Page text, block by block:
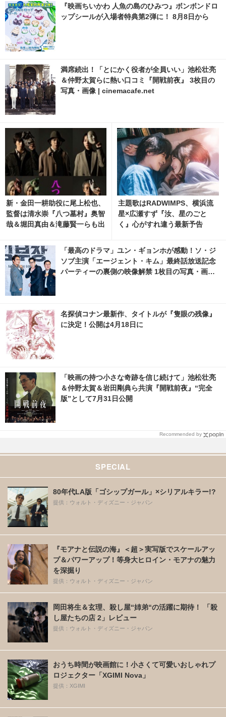
『映画ちいかわ 人魚の島のひみつ』ボンボンドロ
ップシールが入場者特典第2弾に！ 8月8日から
満席続出！「とにかく役者が全員いい」池松壮亮
＆仲野太賀らに熱い口コミ『開戦前夜』 3枚目の
写真・画像 | cinemacafe.net
新・金田一耕助役に尾上松也、
監督は清水崇『八つ墓村』奥智
哉＆堀田真由＆滝藤賢一らも出
主題歌はRADWIMPS、横浜流
星×広瀬すず『汝、星のごと
く』心がすれ違う最新予告
「最高のドラマ」ユン・ギョンホが感動！ソ・ジ
ソブ主演「エージェント・キム」最終話放送記念
パーティーの裏側の映像解禁 1枚目の写真・画像 |
名探偵コナン最新作、タイトルが『隻眼の残像』
に決定！公開は4月18日に
「映画の持つ小さな奇跡を信じ続けて」池松壮亮
＆仲野太賀＆岩田剛典ら共演『開戦前夜』“完全
版”として7月31日公開
Recommended by
SPECIAL
80年代LA版「ゴシップガール」×シリアルキラー!?
提供：ウォルト・ディズニー・ジャパン
『モアナと伝説の海』＜超＞実写版でスケールアッ
プ＆パワーアップ！等身大ヒロイン・モアナの魅力
を深掘り
提供：ウォルト・ディズニー・ジャパン
岡田将生＆玄理、殺し屋“姉弟“の活躍に期待！ 「殺
し屋たちの店 2」レビュー
提供：ウォルト・ディズニー・ジャパン
おうち時間が映画館に！小さくて可愛いおしゃれプ
ロジェクター「XGIMI Nova」
提供：XGIMI